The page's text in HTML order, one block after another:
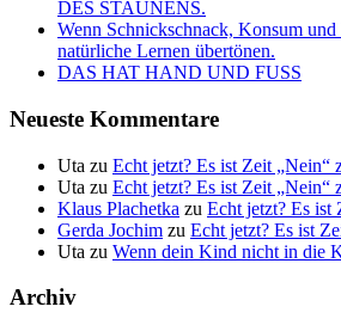
DES STAUNENS.
Wenn Schnickschnack, Konsum und
natürliche Lernen übertönen.
DAS HAT HAND UND FUSS
Neueste Kommentare
Uta zu Echt jetzt? Es ist Zeit „Nein“
Uta zu Echt jetzt? Es ist Zeit „Nein“
Klaus Plachetka zu Echt jetzt? Es ist
Gerda Jochim zu Echt jetzt? Es ist
Uta zu Wenn dein Kind nicht in die
Archiv